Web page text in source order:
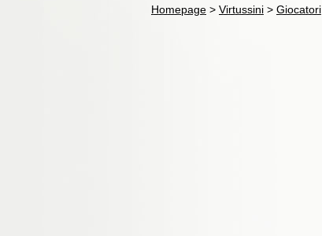
Homepage > Virtussini > Giocatori